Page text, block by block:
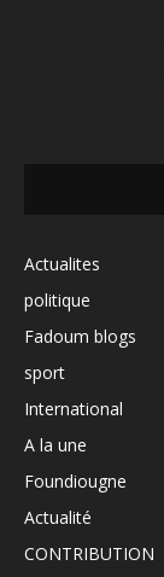
Actualites
politique
Fadoum blogs
sport
International
A la une
Foundiougne
Actualité
CONTRIBUTION